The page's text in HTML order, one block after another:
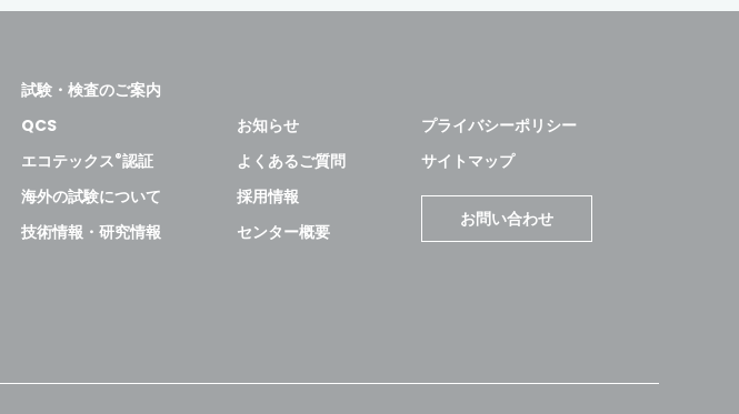
試験・検査のご案内
QCS
エコテックス®認証
海外の試験について
技術情報・研究情報
お知らせ
よくあるご質問
採用情報
センター概要
プライバシーポリシー
サイトマップ
お問い合わせ